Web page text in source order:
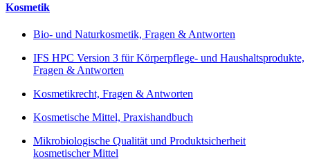
Kosmetik
Bio- und Naturkosmetik, Fragen & Antworten
IFS HPC Version 3 für Körperpflege- und Haushaltsprodukte,
Fragen & Antworten
Kosmetikrecht, Fragen & Antworten
Kosmetische Mittel, Praxishandbuch
Mikrobiologische Qualität und Produktsicherheit
kosmetischer Mittel